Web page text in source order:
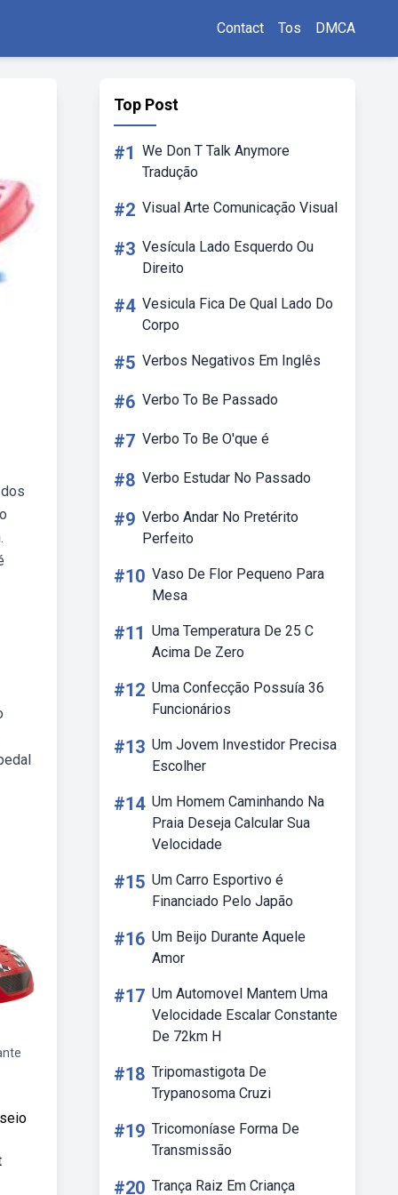
Contact Tos DMCA
Top Post
#1 We Don T Talk Anymore
Tradução
#2 Visual Arte Comunicação Visual
#3 Vesícula Lado Esquerdo Ou
Direito
#4 Vesicula Fica De Qual Lado Do
Corpo
#5 Verbos Negativos Em Inglês
#6 Verbo To Be Passado
#7 Verbo To Be O'que é
#8 Verbo Estudar No Passado
#9 Verbo Andar No Pretérito
Perfeito
#10 Vaso De Flor Pequeno Para
Mesa
#11 Uma Temperatura De 25 C
Acima De Zero
#12 Uma Confecção Possuía 36
Funcionários
#13 Um Jovem Investidor Precisa
Escolher
#14 Um Homem Caminhando Na
Praia Deseja Calcular Sua
Velocidade
#15 Um Carro Esportivo é
Financiado Pelo Japão
#16 Um Beijo Durante Aquele
Amor
#17 Um Automovel Mantem Uma
Velocidade Escalar Constante
De 72km H
#18 Tripomastigota De
Trypanosoma Cruzi
#19 Tricomoníase Forma De
Transmissão
#20 Trança Raiz Em Criança